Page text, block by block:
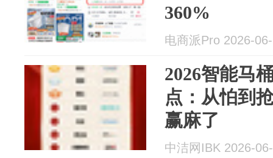
360%
电商派Pro 2026-
2026智能马
点：从怕到
赢麻了
中洁网IBK 2026-